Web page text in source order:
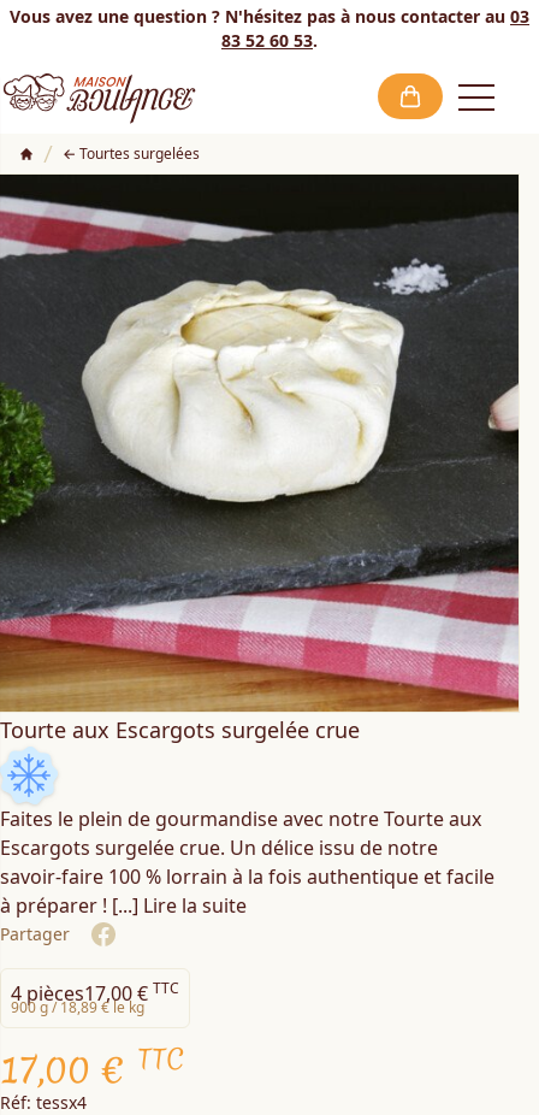
Vous avez une question ? N'hésitez pas à nous contacter au 03
83 52 60 53.
Tourtes surgelées
Tourte aux Escargots surgelée crue
Faites le plein de gourmandise avec notre Tourte aux
Escargots surgelée crue. Un délice issu de notre
savoir-faire 100 % lorrain à la fois authentique et facile
à préparer ! [...] Lire la suite
Partager
Share on Facebook
4 pièces17,00 € TTC
900 g /18,89 € le kg
17,00 € TTC
Réf: tessx4